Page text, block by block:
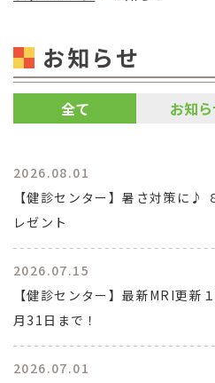
お知らせ
全て お知
2026.08.01
【健診センター】暑さ対策に♪
レゼント
2026.07.15
【健診センター】最新MRI更新
月31日まで！
2026.07.01